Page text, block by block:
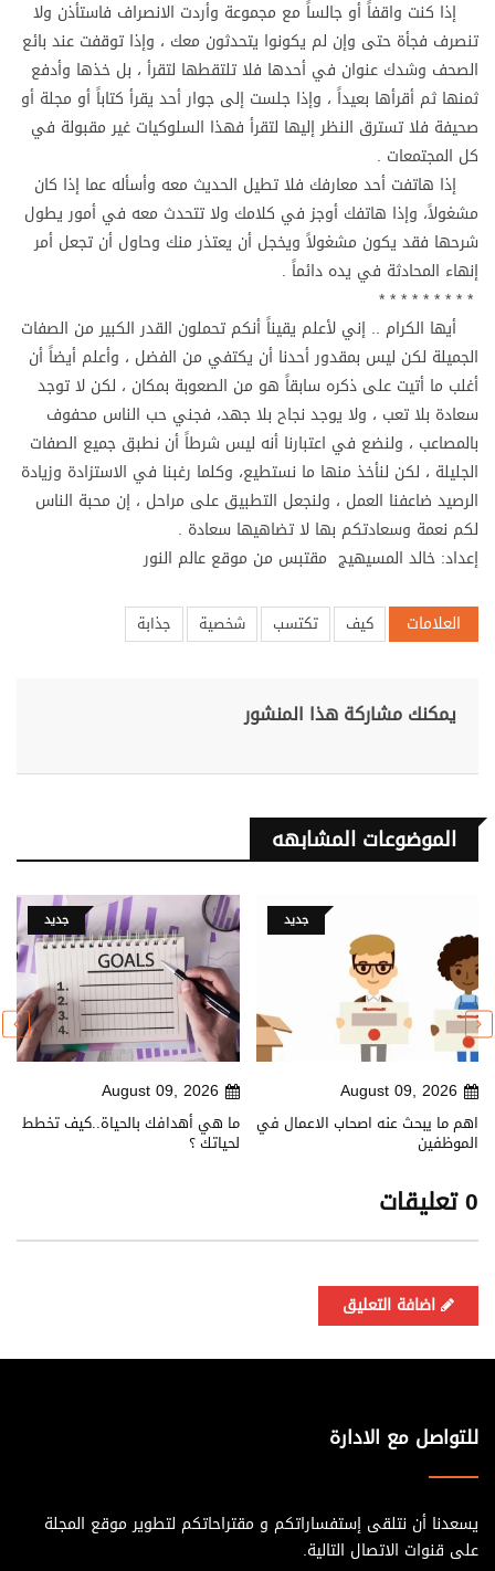
إذا كنت واقفاً أو جالساً مع مجموعة وأردت الانصراف فاستأذن ولا
تنصرف فجأة حتى وإن لم يكونوا يتحدثون معك ، وإذا توقفت عند بائع
الصحف وشدك عنوان في أحدها فلا تلتقطها لتقرأ ، بل خذها وأدفع
ثمنها ثم أقرأها بعيداً ، وإذا جلست إلى جوار أحد يقرأ كتاباً أو مجلة أو
صحيفة فلا تسترق النظر إليها لتقرأ فهذا السلوكيات غير مقبولة في
كل المجتمعات .
إذا هاتفت أحد معارفك فلا تطيل الحديث معه وأسأله عما إذا كان
مشغولاً، وإذا هاتفك أوجز في كلامك ولا تتحدث معه في أمور يطول
شرحها فقد يكون مشغولاً ويخجل أن يعتذر منك وحاول أن تجعل أمر
إنهاء المحادثة في يده دائماً .
* * * * * * * * *
أيها الكرام .. إني لأعلم يقيناً أنكم تحملون القدر الكبير من الصفات
الجميلة لكن ليس بمقدور أحدنا أن يكتفي من الفضل ، وأعلم أيضاً أن
أغلب ما أتيت على ذكره سابقاً هو من الصعوبة بمكان ، لكن لا توجد
سعادة بلا تعب ، ولا يوجد نجاح بلا جهد، فجني حب الناس محفوف
بالمصاعب ، ولنضع في اعتبارنا أنه ليس شرطاً أن نطبق جميع الصفات
الجليلة ، لكن لنأخذ منها ما نستطيع، وكلما رغبنا في الاستزادة وزيادة
الرصيد ضاعفنا العمل ، ولنجعل التطبيق على مراحل ، إن محبة الناس
لكم نعمة وسعادتكم بها لا تضاهيها سعادة .
إعداد: خالد المسيهيج مقتبس من موقع عالم النور
العلامات كيف تكتسب شخصية جذابة
يمكنك مشاركة هذا المنشور
الموضوعات المشابهه
جديد
August 09, 2026
ما هي أهدافك بالحياة..كيف تخطط
لحياتك ؟
جديد
August 09, 2026
اهم ما يبحث عنه اصحاب الاعمال في
الموظفين
0 تعليقات
للتواصل مع الادارة
يسعدنا أن نتلقى إستفساراتكم و مقتراحاتكم لتطوير موقع المجلة
على قنوات الاتصال التالية.